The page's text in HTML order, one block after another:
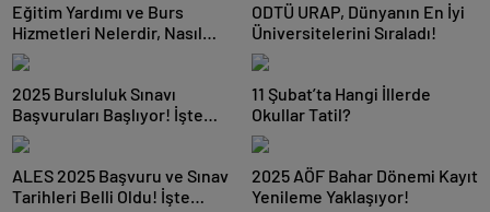
Eğitim Yardımı ve Burs
Hizmetleri Nelerdir, Nasıl
Yararlanılır?
ODTÜ URAP, Dünyanın En İyi
Üniversitelerini Sıraladı!
2025 Bursluluk Sınavı
Başvuruları Başlıyor! İşte
Tarihler ve Şartlar
11 Şubat’ta Hangi İllerde
Okullar Tatil?
ALES 2025 Başvuru ve Sınav
Tarihleri Belli Oldu! İşte
2025 AÖF Bahar Dönemi Kayıt
Yenileme Yaklaşıyor!